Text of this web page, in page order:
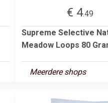
€ 4.49
Supreme Selective
Meadow Loops 80
Meerdere shops